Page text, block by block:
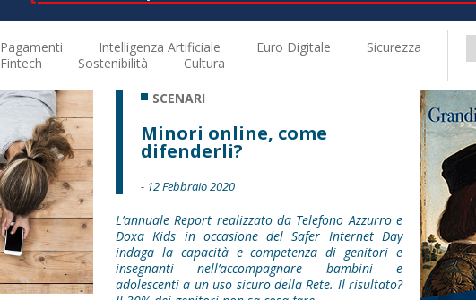
Pagamenti Intelligenza Artificiale Euro Digitale
Sicurezza
Fintech
Sostenibilità Cultura
SCENARI
Minori online, come
difenderli?
- 12 Febbraio 2020
L’annuale Report realizzato da Telefono Azzurro e
Doxa Kids in occasione del Safer Internet Day
indaga la capacità e competenza di genitori e
insegnanti nell’accompagnare bambini e
adolescenti a un uso sicuro della Rete. Il risultato?